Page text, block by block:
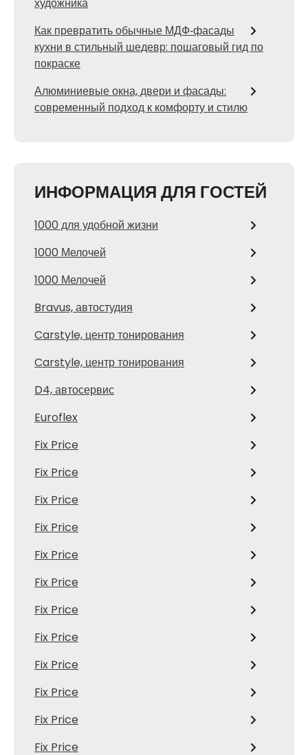
Как превратить обычные МДФ‑фасады
кухни в стильный шедевр: пошаговый гид по
покраске
Алюминиевые окна, двери и фасады:
современный подход к комфорту и стилю
ИНФОРМАЦИЯ ДЛЯ ГОСТЕЙ
1000 для удобной жизни
1000 Мелочей
1000 Мелочей
Bravus, автостудия
Carstyle, центр тонирования
Carstyle, центр тонирования
D4, автосервис
Euroflex
Fix Price
Fix Price
Fix Price
Fix Price
Fix Price
Fix Price
Fix Price
Fix Price
Fix Price
Fix Price
Fix Price
Fix Price